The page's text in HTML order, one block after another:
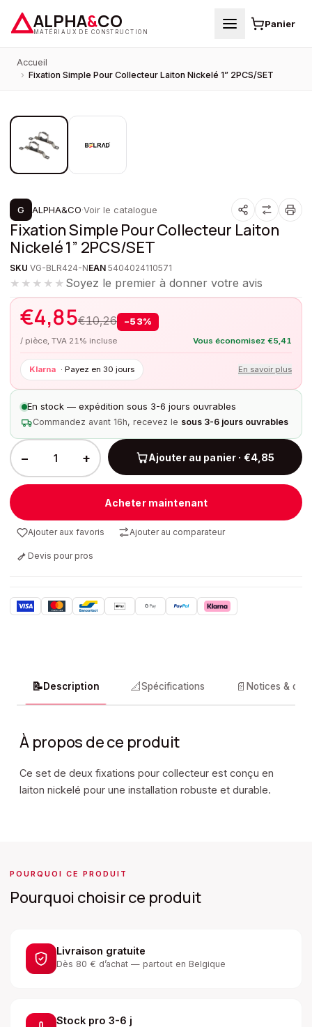
ALPHA&CO
MATÉRIAUX DE CONSTRUCTION
Panier
Accueil
› Fixation Simple Pour Collecteur Laiton Nickelé 1” 2PCS/SET
PROMOTION
G ALPHA&CO·Voir le catalogue
Fixation Simple Pour Collecteur Laiton
Nickelé 1” 2PCS/SET
SKU VG-BLR424-NEAN 5404024110571
★★★★★ Soyez le premier à donner votre avis
€4,85€10,26 −53%
/ pièce, TVA 21% incluse Vous économisez €5,41
Klarna · Payez en 30 jours En savoir plus
En stock — expédition sous 3-6 jours ouvrables
Commandez avant 16h, recevez le sous 3-6 jours ouvrables
− + Ajouter au panier · €4,85
Acheter maintenant
Ajouter aux favoris Ajouter au comparateur
Devis pour pros
📝Description 📐Spécifications 📄 Notices &
À propos de ce produit
Ce set de deux fixations pour collecteur est conçu en
laiton nickelé pour une installation robuste et durable.
POURQUOI CE PRODUIT
Pourquoi choisir ce produit
Livraison gratuite
Dès 80 € d’achat — partout en Belgique
Stock pro 3-6 j